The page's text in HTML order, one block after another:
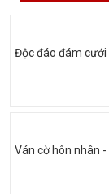
Độc đáo đám cưới
Ván cờ hôn nhân